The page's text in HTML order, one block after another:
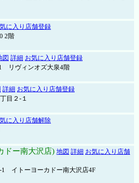
に入り店舗登録
2階
図 詳細 お気に入り店舗登録
リヴィンオズ大泉4階
詳細 お気に入り店舗登録
目２-１
に入り店舗解除
ドー南大沢店) 地図 詳細 お気に入り店舗
1 イトーヨーカドー南大沢店4F